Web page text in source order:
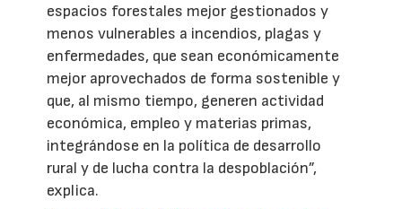
espacios forestales mejor gestionados y
menos vulnerables a incendios, plagas y
enfermedades, que sean económicamente
mejor aprovechados de forma sostenible y
que, al mismo tiempo, generen actividad
económica, empleo y materias primas,
integrándose en la política de desarrollo
rural y de lucha contra la despoblación”,
explica.